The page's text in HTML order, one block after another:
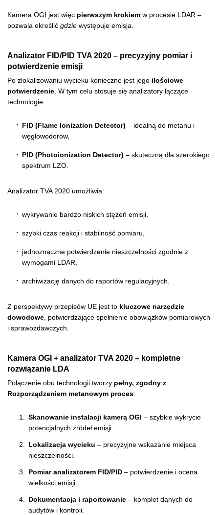
Kamera OGI jest więc pierwszym krokiem w procesie LDAR –
pozwala określić gdzie występuje emisja.
Analizator FID/PID TVA 2020 – precyzyjny pomiar i
potwierdzenie emisji
Po zlokalizowaniu wycieku konieczne jest jego ilościowe
potwierdzenie . W tym celu stosuje się analizatory łączące
technologie:
FID (Flame Ionization Detector) – idealną do metanu i
węglowodorów,
PID (Photoionization Detector) – skuteczną dla szerokiego
spektrum LZO.
Analizator TVA 2020 umożliwia:
wykrywanie bardzo niskich stężeń emisji,
szybki czas reakcji i stabilność pomiaru,
jednoznaczne potwierdzenie nieszczelności zgodnie z
wymogami LDAR,
archiwizację danych do raportów regulacyjnych.
Z perspektywy przepisów UE jest to kluczowe narzędzie
dowodowe , potwierdzające spełnienie obowiązków pomiarowych
i sprawozdawczych.
Kamera OGI + analizator TVA 2020 – kompletne
rozwiązanie LDA
Połączenie obu technologii tworzy pełny, zgodny z
Rozporządzeniem metanowym proces:
Skanowanie instalacji kamerą OGI – szybkie wykrycie
potencjalnych źródeł emisji.
Lokalizacja wycieku – precyzyjne wskazanie miejsca
nieszczelności.
Pomiar analizatorem FID/PID – potwierdzenie i ocena
wielkości emisji.
Dokumentacja i raportowanie – komplet danych do
audytów i kontroli.